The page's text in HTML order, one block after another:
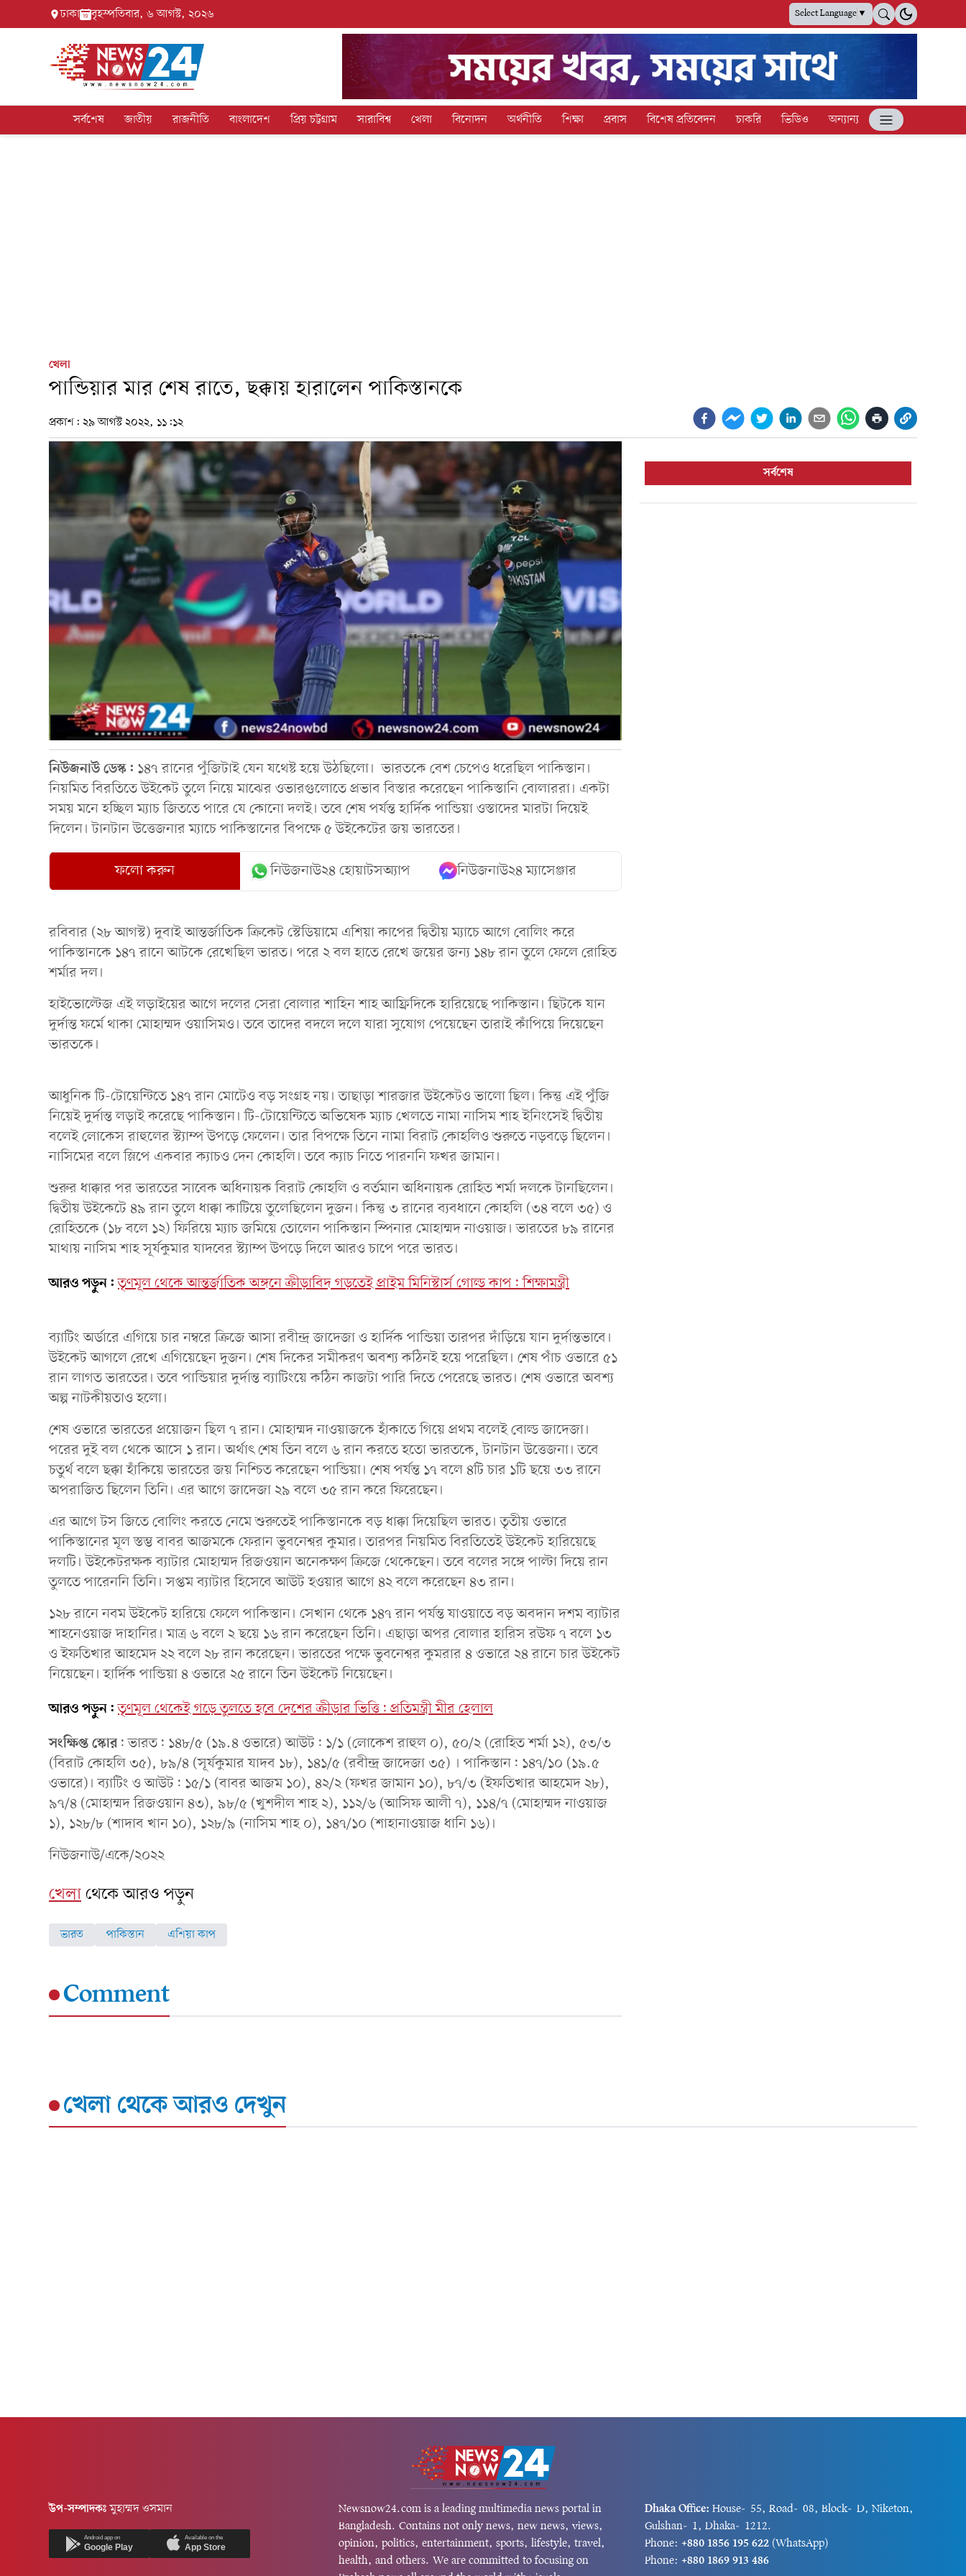
ঢাকা বৃহস্পতিবার, ৬ আগস্ট, ২০২৬ Select Language▼
সর্বশেষ জাতীয় রাজনীতি বাংলাদেশ প্রিয় চট্টগ্রাম সারাবিশ্ব খেলা বিনোদন অর্থনীতি শিক্ষা প্রবাস বিশেষ প্রতিবেদন চাকরি ভিডিও অন্যান্য
খেলা
পান্ডিয়ার মার শেষ রাতে, ছক্কায় হারালেন পাকিস্তানকে
প্রকাশ: ২৯ আগস্ট ২০২২, ১১:১২
নিউজনাউডেস্ক: ১৪৭ রানের পুঁজিটাই যেন যথেষ্ট হয়ে উঠছিলো। ভারতকে বেশ চেপেও ধরেছিল পাকিস্তান।
নিয়মিত বিরতিতে উইকেট তুলে নিয়ে মাঝের ওভারগুলোতে প্রভাব বিস্তার করেছেন পাকিস্তানি বোলাররা। একটা
সময় মনে হচ্ছিল ম্যাচ জিততে পারে যে কোনো দলই। তবে শেষ পর্যন্ত হার্দিক পান্ডিয়া ওস্তাদের মারটা দিয়েই
দিলেন। টানটান উত্তেজনার ম্যাচে পাকিস্তানের বিপক্ষে ৫ উইকেটের জয় ভারতের।
ফলো করুন নিউজনাউ২৪ হোয়াটসঅ্যাপ নিউজনাউ২৪ ম্যাসেঞ্জার
রবিবার (২৮ আগস্ট) দুবাই আন্তর্জাতিক ক্রিকেট স্টেডিয়ামে এশিয়া কাপের দ্বিতীয় ম্যাচে আগে বোলিং করে
পাকিস্তানকে ১৪৭ রানে আটকে রেখেছিল ভারত। পরে ২ বল হাতে রেখে জয়ের জন্য ১৪৮ রান তুলে ফেলে রোহিত
শর্মার দল।
হাইভোল্টেজ এই লড়াইয়ের আগে দলের সেরা বোলার শাহিন শাহ আফ্রিদিকে হারিয়েছে পাকিস্তান। ছিটকে যান
দুর্দান্ত ফর্মে থাকা মোহাম্মদ ওয়াসিমও। তবে তাদের বদলে দলে যারা সুযোগ পেয়েছেন তারাই কাঁপিয়ে দিয়েছেন
ভারতকে।
আধুনিক টি-টোয়েন্টিতে ১৪৭ রান মোটেও বড় সংগ্রহ নয়। তাছাড়া শারজার উইকেটও ভালো ছিল। কিন্তু এই পুঁজি
নিয়েই দুর্দান্ত লড়াই করেছে পাকিস্তান। টি-টোয়েন্টিতে অভিষেক ম্যাচ খেলতে নামা নাসিম শাহ ইনিংসেই দ্বিতীয়
বলেই লোকেস রাহুলের স্ট্যাম্প উপড়ে ফেলেন। তার বিপক্ষে তিনে নামা বিরাট কোহলিও শুরুতে নড়বড়ে ছিলেন।
নাসিমের বলে স্লিপে একবার ক্যাচও দেন কোহলি। তবে ক্যাচ নিতে পারননি ফখর জামান।
শুরুর ধাক্কার পর ভারতের সাবেক অধিনায়ক বিরাট কোহলি ও বর্তমান অধিনায়ক রোহিত শর্মা দলকে টানছিলেন।
দ্বিতীয় উইকেটে ৪৯ রান তুলে ধাক্কা কাটিয়ে তুলেছিলেন দুজন। কিন্তু ৩ রানের ব্যবধানে কোহলি (৩৪ বলে ৩৫) ও
রোহিতকে (১৮ বলে ১২) ফিরিয়ে ম্যাচ জমিয়ে তোলেন পাকিস্তান স্পিনার মোহাম্মদ নাওয়াজ। ভারতের ৮৯ রানের
মাথায় নাসিম শাহ সূর্যকুমার যাদবের স্ট্যাম্প উপড়ে দিলে আরও চাপে পরে ভারত।
আরও পড়ুন: তৃণমূল থেকে আন্তর্জাতিক অঙ্গনে ক্রীড়াবিদ গড়তেই প্রাইম মিনিস্টার্স গোল্ড কাপ: শিক্ষামন্ত্রী
ব্যাটিং অর্ডারে এগিয়ে চার নম্বরে ক্রিজে আসা রবীন্দ্র জাদেজা ও হার্দিক পান্ডিয়া তারপর দাঁড়িয়ে যান দুর্দান্তভাবে।
উইকেট আগলে রেখে এগিয়েছেন দুজন। শেষ দিকের সমীকরণ অবশ্য কঠিনই হয়ে পরেছিল। শেষ পাঁচ ওভারে ৫১
রান লাগত ভারতের। তবে পান্ডিয়ার দুর্দান্ত ব্যাটিংয়ে কঠিন কাজটা পারি দিতে পেরেছে ভারত। শেষ ওভারে অবশ্য
অল্প নাটকীয়তাও হলো।
শেষ ওভারে ভারতের প্রয়োজন ছিল ৭ রান। মোহাম্মদ নাওয়াজকে হাঁকাতে গিয়ে প্রথম বলেই বোল্ড জাদেজা।
পরের দুই বল থেকে আসে ১ রান। অর্থাৎ শেষ তিন বলে ৬ রান করতে হতো ভারতকে, টানটান উত্তেজনা। তবে
চতুর্থ বলে ছক্কা হাঁকিয়ে ভারতের জয় নিশ্চিত করেছেন পান্ডিয়া। শেষ পর্যন্ত ১৭ বলে ৪টি চার ১টি ছয়ে ৩৩ রানে
অপরাজিত ছিলেন তিনি। এর আগে জাদেজা ২৯ বলে ৩৫ রান করে ফিরেছেন।
এর আগে টস জিতে বোলিং করতে নেমে শুরুতেই পাকিস্তানকে বড় ধাক্কা দিয়েছিল ভারত। তৃতীয় ওভারে
পাকিস্তানের মূল স্তম্ভ বাবর আজমকে ফেরান ভুবনেশ্বর কুমার। তারপর নিয়মিত বিরতিতেই উইকেট হারিয়েছে
দলটি। উইকেটরক্ষক ব্যাটার মোহাম্মদ রিজওয়ান অনেকক্ষণ ক্রিজে থেকেছেন। তবে বলের সঙ্গে পাল্টা দিয়ে রান
তুলতে পারেননি তিনি। সপ্তম ব্যাটার হিসেবে আউট হওয়ার আগে ৪২ বলে করেছেন ৪৩ রান।
১২৮ রানে নবম উইকেট হারিয়ে ফেলে পাকিস্তান। সেখান থেকে ১৪৭ রান পর্যন্ত যাওয়াতে বড় অবদান দশম ব্যাটার
শাহনেওয়াজ দাহানির। মাত্র ৬ বলে ২ ছয়ে ১৬ রান করেছেন তিনি। এছাড়া অপর বোলার হারিস রউফ ৭ বলে ১৩
ও ইফতিখার আহমেদ ২২ বলে ২৮ রান করেছেন। ভারতের পক্ষে ভুবনেশ্বর কুমরার ৪ ওভারে ২৪ রানে চার উইকেট
নিয়েছেন। হার্দিক পান্ডিয়া ৪ ওভারে ২৫ রানে তিন উইকেট নিয়েছেন।
আরও পড়ুন: তৃণমূল থেকেই গড়ে তুলতে হবে দেশের ক্রীড়ার ভিত্তি: প্রতিমন্ত্রী মীর হেলাল
সংক্ষিপ্তস্কোর: ভারত: ১৪৮/৫ (১৯.৪ ওভারে) আউট: ১/১ (লোকেশ রাহুল ০), ৫০/২ (রোহিত শর্মা ১২), ৫৩/৩
(বিরাট কোহলি ৩৫), ৮৯/৪ (সূর্যকুমার যাদব ১৮), ১৪১/৫ (রবীন্দ্র জাদেজা ৩৫) । পাকিস্তান: ১৪৭/১০ (১৯.৫
ওভারে)। ব্যাটিং ও আউট: ১৫/১ (বাবর আজম ১০), ৪২/২ (ফখর জামান ১০), ৮৭/৩ (ইফতিখার আহমেদ ২৮),
৯৭/৪ (মোহাম্মদ রিজওয়ান ৪৩), ৯৮/৫ (খুশদীল শাহ ২), ১১২/৬ (আসিফ আলী ৭), ১১৪/৭ (মোহাম্মদ নাওয়াজ
১), ১২৮/৮ (শাদাব খান ১০), ১২৮/৯ (নাসিম শাহ ০), ১৪৭/১০ (শাহানাওয়াজ ধানি ১৬)।
নিউজনাউ/একে/২০২২
খেলাথেকে আরও পড়ুন
ভারত পাকিস্তান এশিয়া কাপ
Comment
সর্বশেষ
খেলাথেকে আরও দেখুন
উপ-সম্পাদকঃমুহাম্মদ ওসমান
Android app on
Google Play
Available on the
App Store
Newsnow24.com is a leading multimedia news portal in
Bangladesh. Contains not only news, new news, views,
opinion, politics, entertainment, sports, lifestyle, travel,
health, and others. We are committed to focusing on
Dhaka Office: House-55, Road-08, Block-D, Niketon,
Gulshan-1, Dhaka-1212.
Phone: +880 1856 195 622 (WhatsApp)
Phone: +880 1869 913 486